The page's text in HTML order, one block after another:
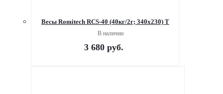
Весы Romitech RCS-40 (40кг/2г; 340х230) Т
В наличии
3 680руб.